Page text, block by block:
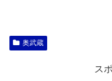
奥武蔵
ス